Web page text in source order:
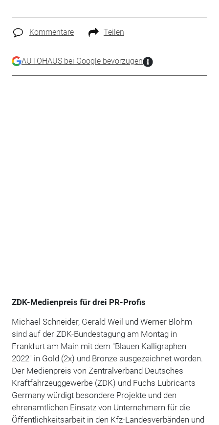
Kommentare Teilen
AUTOHAUS bei Google bevorzugen
ZDK-Medienpreis für drei PR-Profis
Michael Schneider, Gerald Weil und Werner Blohm
sind auf der ZDK-Bundestagung am Montag in
Frankfurt am Main mit dem "Blauen Kalligraphen
2022" in Gold (2x) und Bronze ausgezeichnet worden.
Der Medienpreis von Zentralverband Deutsches
Kraftfahrzeuggewerbe (ZDK) und Fuchs Lubricants
Germany würdigt besondere Projekte und den
ehrenamtlichen Einsatz von Unternehmern für die
Öffentlichkeitsarbeit in den Kfz-Landesverbänden und